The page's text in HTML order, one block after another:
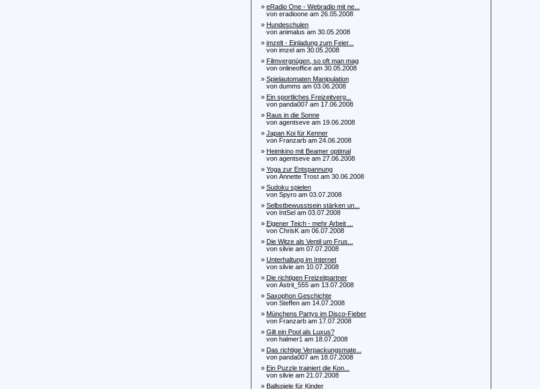
» eRadio One - Webradio mit ne...
von eradioone am 26.05.2008
» Hundeschulen
von animalus am 30.05.2008
» imzelt - Einladung zum Feier...
von imzel am 30.05.2008
» Filmvergnügen, so oft man mag
von onlineoffice am 30.05.2008
» Spielautomaten Manipulation
von dumms am 03.06.2008
» Ein sportliches Freizeitverg...
von panda007 am 17.06.2008
» Raus in die Sonne
von agentseve am 19.06.2008
» Japan Koi für Kenner
von Franzarb am 24.06.2008
» Heimkino mit Beamer optimal
von agentseve am 27.06.2008
» Yoga zur Entspannung
von Annette Trost am 30.06.2008
» Sudoku spielen
von Spyro am 03.07.2008
» Selbstbewusstsein stärken un...
von IntSel am 03.07.2008
» Eigener Teich - mehr Arbeit ...
von ChrisK am 06.07.2008
» Die Witze als Ventil um Frus...
von silvie am 07.07.2008
» Unterhaltung im Internet
von silvie am 10.07.2008
» Die richtigen Freizeitpartner
von Astrit_555 am 13.07.2008
» Saxophon Geschichte
von Steffen am 14.07.2008
» Münchens Partys im Disco-Fieber
von Franzarb am 17.07.2008
» Gilt ein Pool als Luxus?
von halmer1 am 18.07.2008
» Das richtige Verpackungsmate...
von panda007 am 18.07.2008
» Ein Puzzle trainiert die Kon...
von silvie am 21.07.2008
» Ballspiele für Kinder